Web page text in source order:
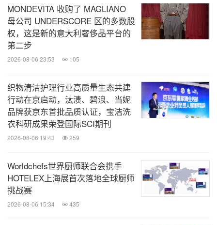
MONDEVITA 收购了 MAGLIANO
母公司 UNDERSCORE 区的多数股
权，这是新的意大利奢侈品平台的
第二步
2026-08-06 23:53 105
织物清洁护理行业高质量生态共建
行动在京启动，汰渍、碧浪、当妮
品牌获京东首批品质认证，宝洁洗
衣科研成果荣登国际SCI期刊
2026-08-06 19:43 259
Worldchefs世界厨师联合会携手
HOTELEX上海展首次落地全球厨师
挑战赛
2026-08-06 15:34 435